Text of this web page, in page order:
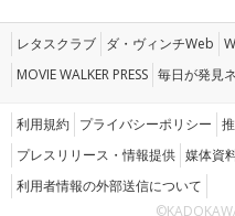
レタスクラブ ダ・ヴィンチWeb
MOVIE WALKER PRESS 毎日が発見
利用規約 プライバシーポリシー
プレスリリース・情報提供 媒体資
利用者情報の外部送信について